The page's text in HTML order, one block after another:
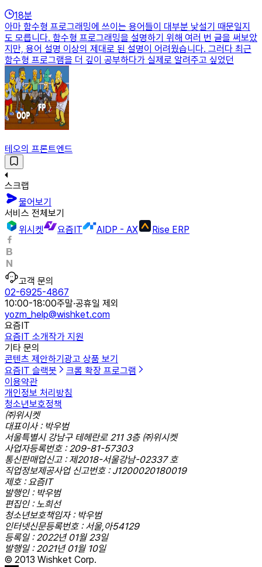
18분
아마 함수형 프로그래밍에 쓰이는 용어들이 대부분 낯설기 때문일지
도 모릅니다. 함수형 프로그래밍을 설명하기 위해 여러 번 글을 써보았
지만, 용어 설명 이상의 제대로 된 설명이 어려웠습니다. 그러다 최근
함수형 프로그램을 더 깊이 공부하다가 실제로 알려주고 싶었던
테오의 프론트엔드
스크랩
물어보기
서비스 전체보기
위시켓
요즘IT AIDP - AX Rise ERP
고객 문의
02-6925-4867
10:00-18:00주말·공휴일 제외
yozm_help@wishket.com
요즘IT
요즘IT 소개작가 지원
기타 문의
콘텐츠 제안하기 광고 상품 보기
요즘IT 슬랙봇
크롬 확장 프로그램
이용약관
개인정보 처리방침
청소년보호정책
㈜위시켓
대표이사 : 박우범
서울특별시 강남구 테헤란로 211 3층 ㈜위시켓
사업자등록번호 : 209-81-57303
통신판매업신고 : 제2018-서울강남-02337 호
직업정보제공사업 신고번호 : J1200020180019
제호 : 요즘IT
발행인 : 박우범
편집인 : 노희선
청소년보호책임자 : 박우범
인터넷신문등록번호 : 서울,아54129
등록일 : 2022년 01월 23일
발행일 : 2021년 01월 10일
© 2013 Wishket Corp.